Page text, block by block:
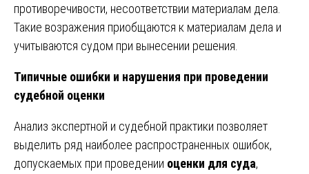
противоречивости, несоответствии материалам дела.
Такие возражения приобщаются к материалам дела и
учитываются судом при вынесении решения.
Типичные ошибки и нарушения при проведении
судебной оценки
Анализ экспертной и судебной практики позволяет
выделить ряд наиболее распространенных ошибок,
допускаемых при проведении оценки для суда,